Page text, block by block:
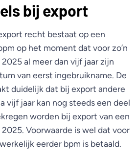
bij export
recht bestaat op een
op het moment dat voor zo’n
al meer dan vijf jaar zijn
van eerst ingebruikname. De
duidelijk dat bij export andere
vijf jaar kan nog steeds een deel
worden bij export van een
Voorwaarde is wel dat voor
eerder bpm is betaald.